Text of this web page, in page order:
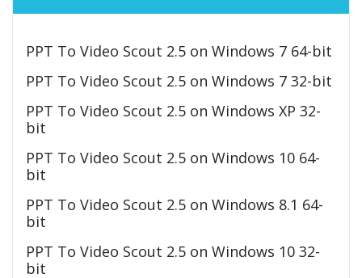
PPT To Video Scout 2.5 on Windows 7 64-bit
PPT To Video Scout 2.5 on Windows 7 32-bit
PPT To Video Scout 2.5 on Windows XP 32-
bit
PPT To Video Scout 2.5 on Windows 10 64-
bit
PPT To Video Scout 2.5 on Windows 8.1 64-
bit
PPT To Video Scout 2.5 on Windows 10 32-
bit